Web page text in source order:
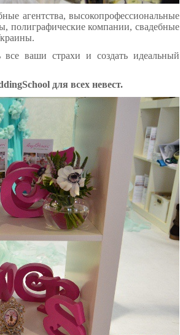
агентства, высокопрофессиональные
полиграфические компании, свадебные
ваши страхи и создать идеальный
для всех невест.